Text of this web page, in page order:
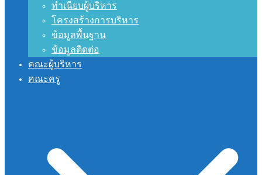
ทำเนียบผู้บริหาร
โครงสร้างการบริหาร
ข้อมูลพื้นฐาน
ข้อมูลติดต่อ
คณะผู้บริหาร
คณะครู